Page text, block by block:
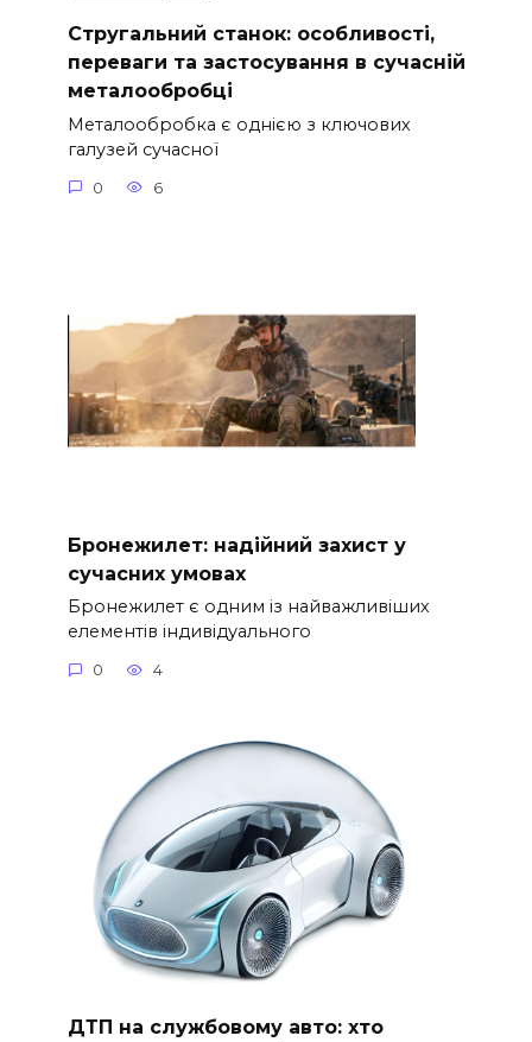
Стругальний станок: особливості,
переваги та застосування в сучасній
металообробці
Металообробка є однією з ключових
галузей сучасної
0 6
Бронежилет: надійний захист у
сучасних умовах
Бронежилет є одним із найважливіших
елементів індивідуального
0 4
ДТП на службовому авто: хто